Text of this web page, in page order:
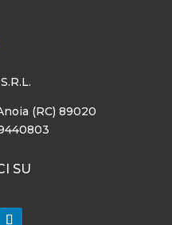
(RC) 89020
SU